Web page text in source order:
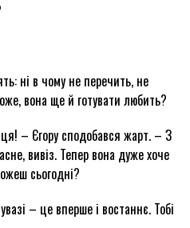
ні в чому не перечить, не
вона ще й готувати любить?
– Єгору сподобався жарт. – З
вивіз. Тепер вона дуже хоче
сьогодні?
– це вперше і востаннє. Тобі